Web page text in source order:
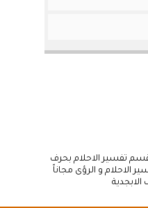
تفسير الاحلام بحرف
الاحلام و الرؤى مجاناً